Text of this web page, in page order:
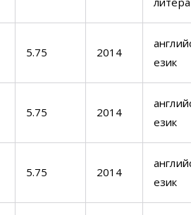
5.75 2014
език
5.75 2014
език
5.75 2014
език